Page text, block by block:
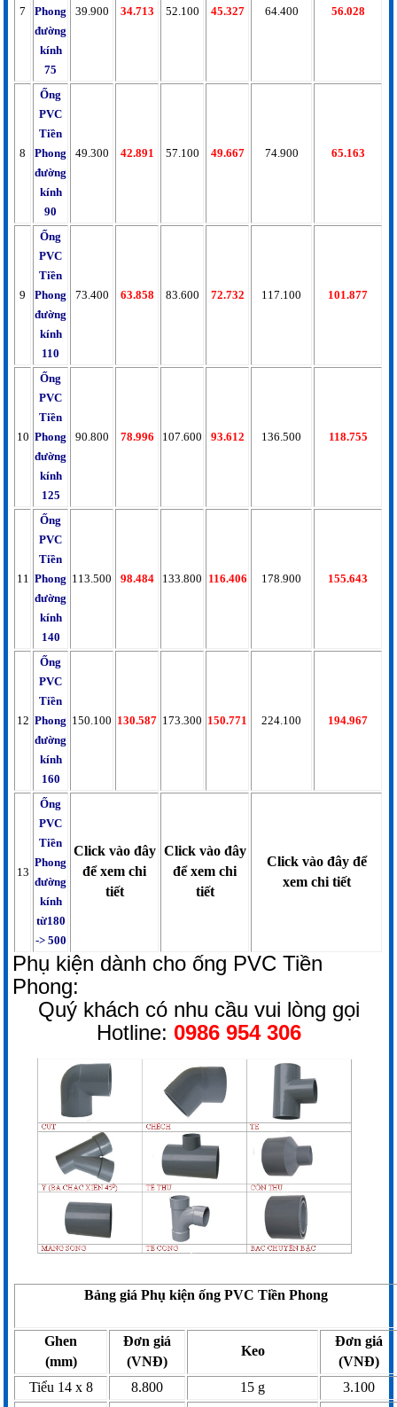
7
Phong
đường
kính
75
39.900 34.713 52.100 45.327 64.400 56.028
8
Ống
PVC
Tiền
Phong
đường
kính
90
49.300 42.891 57.100 49.667 74.900 65.163
9
Ống
PVC
Tiền
Phong
đường
kính
110
73.400 63.858 83.600 72.732 117.100 101.877
10
Ống
PVC
Tiền
Phong
đường
kính
125
90.800 78.996 107.600 93.612 136.500 118.755
11
Ống
PVC
Tiền
Phong
đường
kính
140
113.500 98.484 133.800 116.406 178.900 155.643
12
Ống
PVC
Tiền
Phong
đường
kính
160
150.100 130.587 173.300 150.771 224.100 194.967
13
Ống
PVC
Tiền
Phong
đường
kính
từ180
-> 500
Click vào đây
để xem chi
tiết
Click vào đây
để xem chi
tiết
Click vào đây để
xem chi tiết
Phụ kiện dành cho ống PVC Tiền
Phong:
Quý khách có nhu cầu vui lòng gọi
Hotline: 0986 954 306
Bảng giá Phụ kiện ống PVC Tiền Phong
Ghen
(mm)
Đơn giá
(VNĐ)
Keo
Đơn giá
(VNĐ)
Tiểu 14 x 8
8.800 15 g
3.100